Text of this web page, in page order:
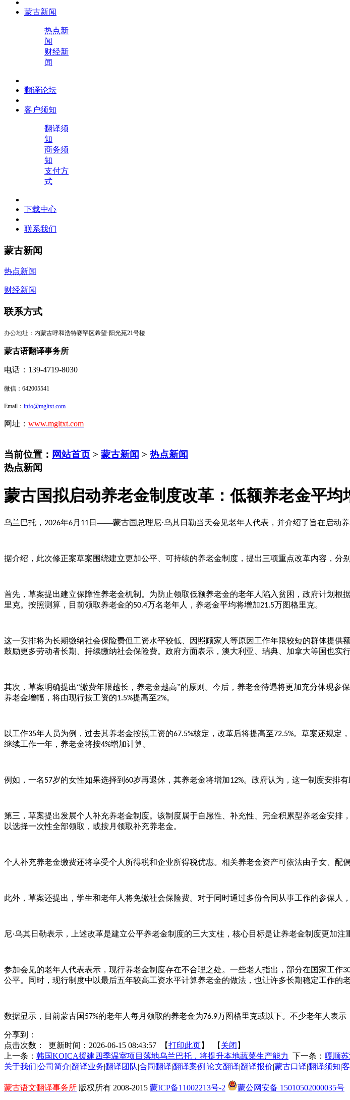
蒙古新闻
热点新
闻
财经新
闻
翻译论坛
客户须知
翻译须
知
商务须
知
支付方
式
下载中心
联系我们
蒙古新闻
热点新闻
财经新闻
联系方式
办公地址： 内蒙古呼和浩特赛罕区希望·阳光苑21号楼
蒙古语翻译事务所
电话：139-4719-8030
微信： 642005541
Email： info@mgltxt.com
网址： www.mgltxt.com
当前位置： 网站首页 > 蒙古新闻 > 热点新闻
热点新闻
蒙古国拟启动养老金制度改革：低额养老金平
乌兰巴托， 2026年6月 11日——蒙古国总理尼·乌其日勒当天会见老年人代表，并介绍了旨在启动
据介绍，此次修正案草案围绕建立更加公平、可持续的养老金制度，提出三项重点改革内容，
首先，草案提出建立保障性养老金机制。为防止领取低额养老金的老年人陷入贫困，政府计划
里克。按照测算，目前领取养老金的50.4万名老年人，养老金平均将增加21.5万图格里克。
这一安排将为长期缴纳社会保险费但工资水平较低、因照顾家人等原因工作年限较短的群体提
鼓励更多劳动者长期、持续缴纳社会保险费。政府方面表示，澳大利亚、瑞典、加拿大等国也实行
其次，草案明确提出“缴费年限越长，养老金越高”的原则。今后，养老金待遇将更加充分体现参
养老金增幅，将由现行按工资的1.5%提高至2%。
以工作35年人员为例，过去其养老金按照工资的67.5%核定，改革后将提高至72.5%。草案还规定
继续工作一年，养老金将按4%增加计算。
例如，一名57岁的女性如果选择到 60岁再退休，其养老金将增加12%。政府认为，这一制度安排
第三，草案提出发展个人补充养老金制度。该制度属于自愿性、补充性、完全积累型养老金安
以选择一次性全部领取，或按月领取补充养老金。
个人补充养老金缴费还将享受个人所得税和企业所得税优惠。相关养老金资产可依法由子女、配
此外，草案还提出，学生和老年人将免缴社会保险费。对于同时通过多份合同从事工作的参保人
尼·乌其日勒表示，上述改革是建立公平养老金制度的三大支柱，核心目标是让养老金制度更加注
参加会见的老年人代表表示，现行养老金制度存在不合理之处。一些老人指出，部分在国家工作
公平。同时，现行制度中以最后五年较高工资水平计算养老金的做法，也让许多长期稳定工作的老
数据显示，目前蒙古国 57%的老年人每月领取的养老金为76.9万图格里克或以下。不少老年人表
分享到：
点击次数：
更新时间：2026-06-15 08:43:57 【打印此页 】 【 关闭 】
上一条： 韩国KOICA援建四季温室项目落地乌兰巴托，将提升本地蔬菜生产能力 下一条： 嘎顺
关于我们 公司简介 翻译业务 翻译团队 合同翻译 翻译案例 论文翻译 翻译报价 蒙古口译 翻译须知
蒙古语文翻译事务所 版权所有 2008-2015 蒙ICP备11002213号-2 蒙公网安备 15010502000035号